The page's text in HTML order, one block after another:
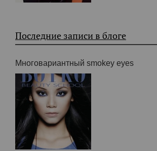
Последние записи в блоге
Многовариантный smokey eyes